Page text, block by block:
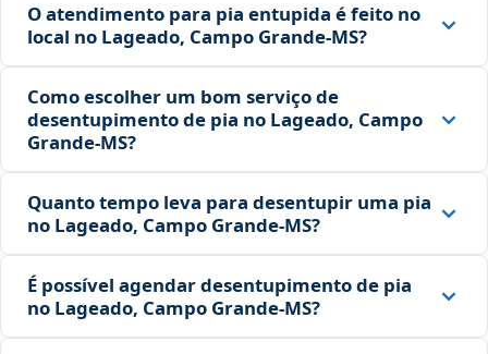
O atendimento para pia entupida é feito no
local no Lageado, Campo Grande‑MS?
Como escolher um bom serviço de
desentupimento de pia no Lageado, Campo
Grande‑MS?
Quanto tempo leva para desentupir uma pia
no Lageado, Campo Grande‑MS?
É possível agendar desentupimento de pia
no Lageado, Campo Grande‑MS?